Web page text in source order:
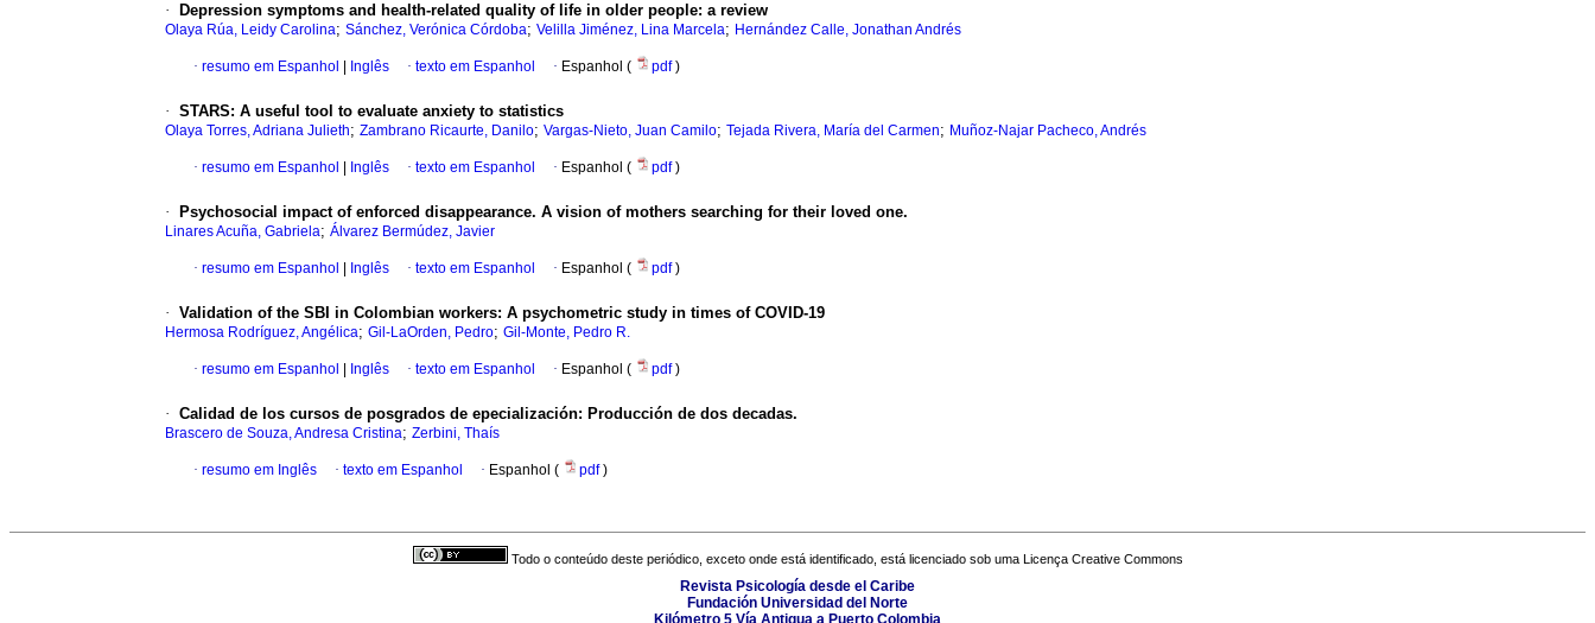
· Depression symptoms and health-related quality of life in older people: a review
Olaya Rúa, Leidy Carolina; Sánchez, Verónica Córdoba; Velilla Jiménez, Lina Marcela; Hernández Calle, Jonathan Andrés
· resumo em Espanhol Inglês · texto em Espanhol · Espanhol ( pdf)
· STARS: A useful tool to evaluate anxiety to statistics
Olaya Torres, Adriana Julieth; Zambrano Ricaurte, Danilo; Vargas-Nieto, Juan Camilo; Tejada Rivera, María del Carmen; Muñoz-Najar Pacheco, Andrés
· resumo em Espanhol Inglês · texto em Espanhol · Espanhol ( pdf)
· Psychosocial impact of enforced disappearance. A vision of mothers searching for their loved one.
Linares Acuña, Gabriela; Álvarez Bermúdez, Javier
· resumo em Espanhol Inglês · texto em Espanhol · Espanhol ( pdf)
· Validation of the SBI in Colombian workers: A psychometric study in times of COVID-19
Hermosa Rodríguez, Angélica; Gil-LaOrden, Pedro; Gil-Monte, Pedro R.
· resumo em Espanhol Inglês · texto em Espanhol · Espanhol ( pdf)
· Calidad de los cursos de posgrados de epecialización: Producción de dos decadas.
Brascero de Souza, Andresa Cristina; Zerbini, Thaís
· resumo em Inglês · texto em Espanhol · Espanhol ( pdf)
Todo o conteúdo deste periódico, exceto onde está identificado, está licenciado sob uma Licença Creative Commons
Revista Psicología desde el Caribe
Fundación Universidad del Norte